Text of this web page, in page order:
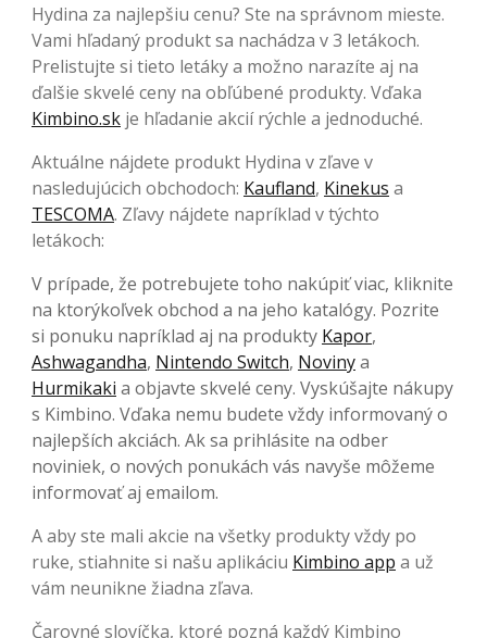
Hydina za najlepšiu cenu? Ste na správnom mieste.
Vami hľadaný produkt sa nachádza v 3 letákoch.
Prelistujte si tieto letáky a možno narazíte aj na
ďalšie skvelé ceny na obľúbené produkty. Vďaka
Kimbino.sk je hľadanie akcií rýchle a jednoduché.
Aktuálne nájdete produkt Hydina v zľave v
nasledujúcich obchodoch: Kaufland, Kinekus a
TESCOMA. Zľavy nájdete napríklad v týchto
letákoch:
V prípade, že potrebujete toho nakúpiť viac, kliknite
na ktorýkoľvek obchod a na jeho katalógy. Pozrite
si ponuku napríklad aj na produkty Kapor,
Ashwagandha, Nintendo Switch, Novinya
Hurmikaki a objavte skvelé ceny. Vyskúšajte nákupy
s Kimbino. Vďaka nemu budete vždy informovaný o
najlepších akciách. Ak sa prihlásite na odber
noviniek, o nových ponukách vás navyše môžeme
informovať aj emailom.
A aby ste mali akcie na všetky produkty vždy po
ruke, stiahnite si našu aplikáciu Kimbino app a už
vám neunikne žiadna zľava.
Čarovné slovíčka, ktoré pozná každý Kimbino